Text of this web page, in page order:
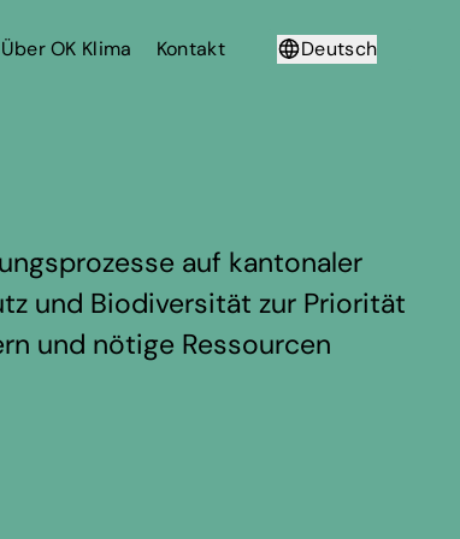
Über OK Klima Kontakt
Deutsch
auf kantonaler
und Biodiversität zur Priorität
und nötige Ressourcen